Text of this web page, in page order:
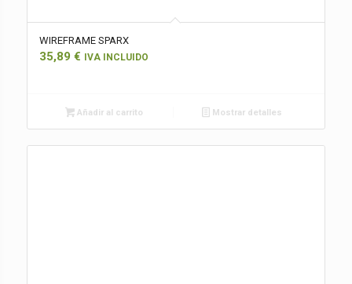
WIREFRAME SPARX
35,89 € IVA INCLUIDO
Añadir al carrito Mostrar detalles